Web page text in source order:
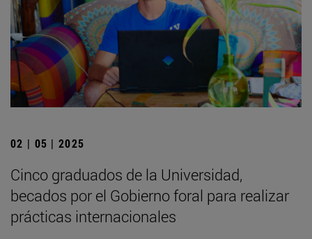
02 | 05 | 2025
Cinco graduados de la Universidad,
becados por el Gobierno foral para realizar
prácticas internacionales